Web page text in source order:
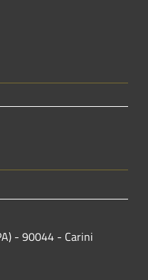
- 90044 - Carini